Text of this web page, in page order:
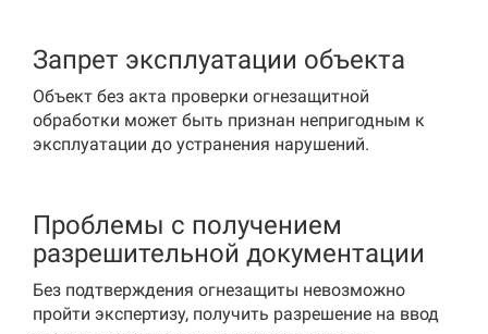
Запрет эксплуатации объекта
Объект без акта проверки огнезащитной
обработки может быть признан непригодным к
эксплуатации до устранения нарушений.
Проблемы с получением
разрешительной документации
Без подтверждения огнезащиты невозможно
пройти экспертизу, получить разрешение на ввод